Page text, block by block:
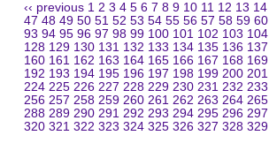
‹‹ previous 1 2 3 4 5 6 7 8 9 10 11 12 13 14
47 48 49 50 51 52 53 54 55 56 57 58 59 60
93 94 95 96 97 98 99 100 101 102 103 104
128 129 130 131 132 133 134 135 136 137
160 161 162 163 164 165 166 167 168 169
192 193 194 195 196 197 198 199 200 201
224 225 226 227 228 229 230 231 232 233
256 257 258 259 260 261 262 263 264 265
288 289 290 291 292 293 294 295 296 297
320 321 322 323 324 325 326 327 328 329